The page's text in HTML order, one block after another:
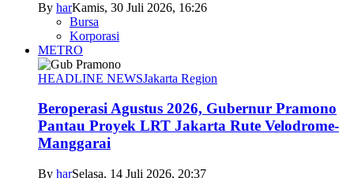
By harKamis, 30 Juli 2026, 16:26
Bursa
Korporasi
METRO
HEADLINE NEWSJakarta Region
Beroperasi Agustus 2026, Gubernur Pramono
Pantau Proyek LRT Jakarta Rute Velodrome-
Manggarai
By harSelasa, 14 Juli 2026, 20:37